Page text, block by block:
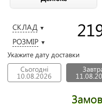
СКЛАД ▼
РОЗМІР ▼
Укажите дату доставки
Сьогодні
10.08.2026